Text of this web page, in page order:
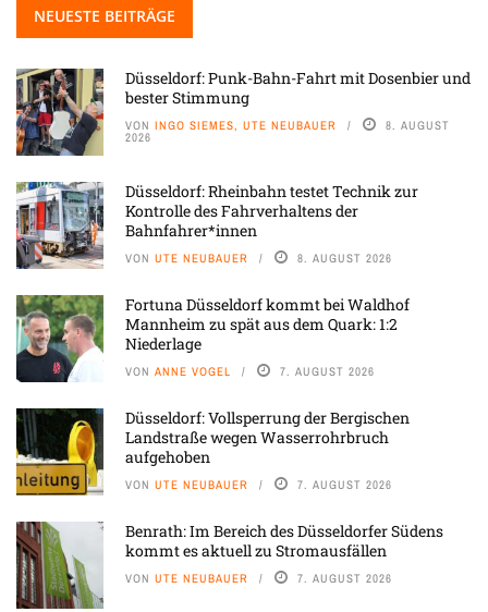
NEUESTE BEITRÄGE
Düsseldorf: Punk-Bahn-Fahrt mit Dosenbier und
bester Stimmung
VON INGO SIEMES, UTE NEUBAUER 8. AUGUST
2026
Düsseldorf: Rheinbahn testet Technik zur
Kontrolle des Fahrverhaltens der
Bahnfahrer*innen
VON UTE NEUBAUER 8. AUGUST 2026
Fortuna Düsseldorf kommt bei Waldhof
Mannheim zu spät aus dem Quark: 1:2
Niederlage
VON ANNE VOGEL 7. AUGUST 2026
Düsseldorf: Vollsperrung der Bergischen
Landstraße wegen Wasserrohrbruch
aufgehoben
VON UTE NEUBAUER 7. AUGUST 2026
Benrath: Im Bereich des Düsseldorfer Südens
kommt es aktuell zu Stromausfällen
VON UTE NEUBAUER 7. AUGUST 2026